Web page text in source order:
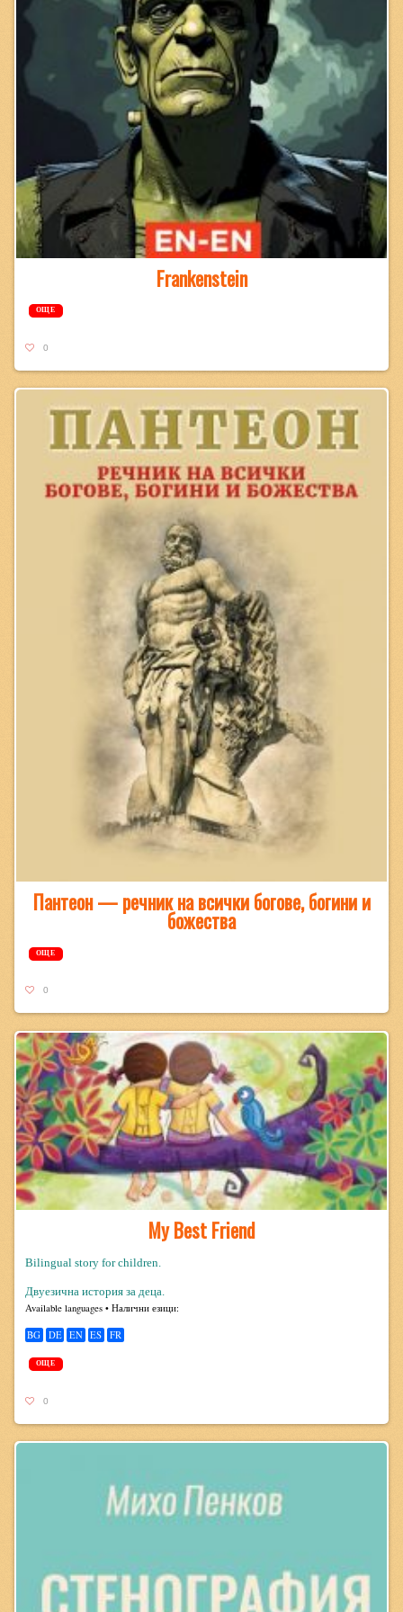
Frankenstein
ОЩЕ
0
Пантеон — речник на всички богове, богини и
божества
ОЩЕ
0
My Best Friend
Bilingual story for children.
Двуезична история за деца.
Avail­able lan­guages • Налични езици:
BG DE EN ES FR
ОЩЕ
0